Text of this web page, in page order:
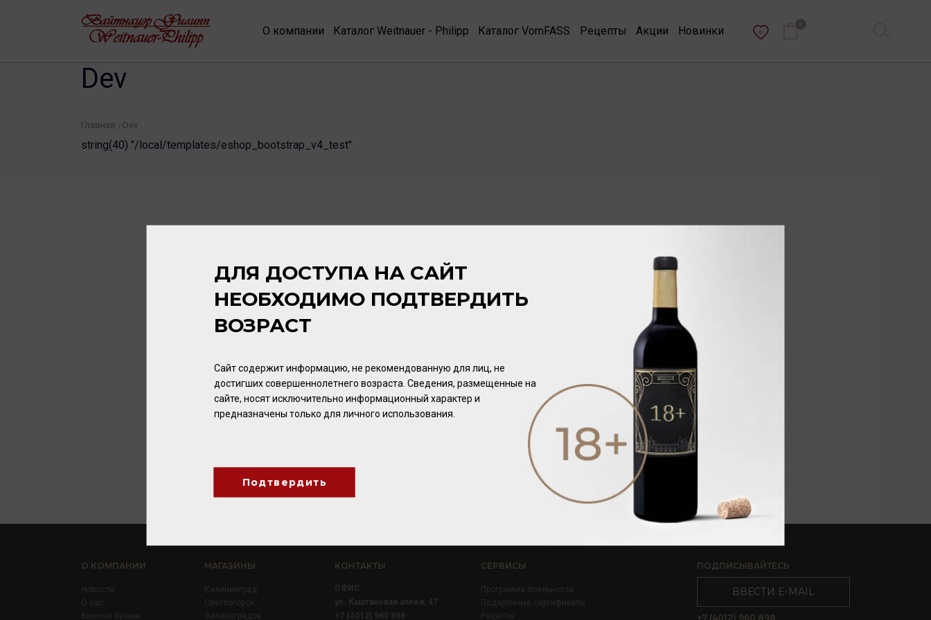
О компании Каталог Weitnauer - Philipp Каталог VomFASS Рецепты Акции Новинки 0
Dev
Главная Dev
string(40) "/local/templates/eshop_bootstrap_v4_test"
О КОМПАНИИ
Новости
О нас
Винные бутики
МАГАЗИНЫ
Калининград
Светлогорск
Зеленоградск
КОНТАКТЫ
ОФИС
ул. Каштановая аллея, 47
+7 (4012) 960 898
СЕРВИСЫ
Программа лояльности
Подарочные сертификаты
Рецепты
ПОДПИСЫВАЙТЕСЬ
ВВЕСТИ E-MAIL
+7 (4012) 960 898
ДЛЯ ДОСТУПА НА САЙТ
НЕОБХОДИМО ПОДТВЕРДИТЬ
ВОЗРАСТ
Сайт содержит информацию, не рекомендованную для лиц, не
достигших совершеннолетнего возраста. Сведения, размещенные на
сайте, носят исключительно информационный характер и
предназначены только для личного использования.
Подтвердить